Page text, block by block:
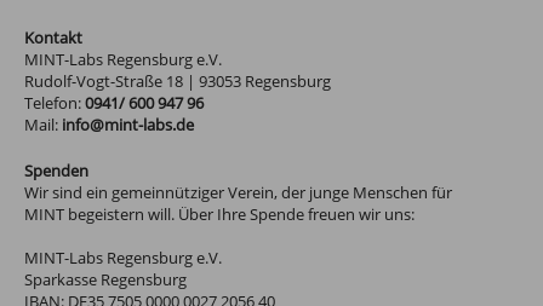
Kontakt
MINT-Labs Regensburg e.V.
Rudolf-Vogt-Straße 18 | 93053 Regensburg
Telefon:0941/ 600 947 96
Mail: info@mint-labs.de
Spenden
Wir sind ein gemeinnütziger Verein, der junge Menschen für
MINT begeistern will. Über Ihre Spende freuen wir uns:
MINT-Labs Regensburg e.V.
Sparkasse Regensburg
IBAN: DE35 7505 0000 0027 2056 40